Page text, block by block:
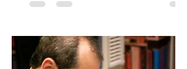
de 2026) — FloyyMenor ha sido
Under 21 por tercer año consecutivo,
formando parte una vez más de la
selección anual de la publicación que